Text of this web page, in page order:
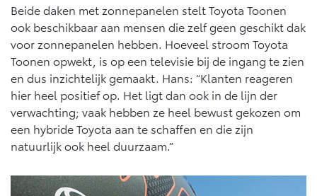
Beide daken met zonnepanelen stelt Toyota Toonen
ook beschikbaar aan mensen die zelf geen geschikt dak
voor zonnepanelen hebben. Hoeveel stroom Toyota
Toonen opwekt, is op een televisie bij de ingang te zien
en dus inzichtelijk gemaakt. Hans: “Klanten reageren
hier heel positief op. Het ligt dan ook in de lijn der
verwachting; vaak hebben ze heel bewust gekozen om
een hybride Toyota aan te schaffen en die zijn
natuurlijk ook heel duurzaam.”